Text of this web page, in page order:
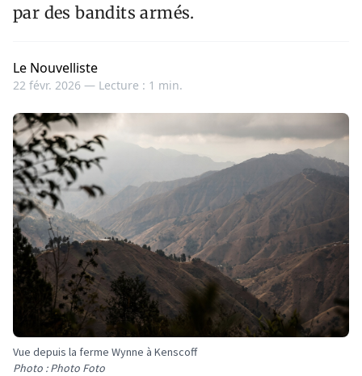
par des bandits armés.
Le Nouvelliste
22 févr. 2026 — Lecture : 1 min.
Vue depuis la ferme Wynne à Kenscoff
Photo : Photo Foto